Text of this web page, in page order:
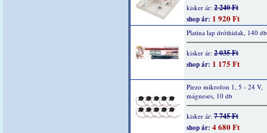
kisker ár: 2 240 Ft
shop ár: 1 920 Ft
Platina lap dróthidak, 140
kisker ár: 2 035 Ft
shop ár: 1 175 Ft
Piezo mikrofon 1, 5 - 24 V,
mágneses, 10 db
kisker ár: 7 745 Ft
shop ár: 4 680 Ft